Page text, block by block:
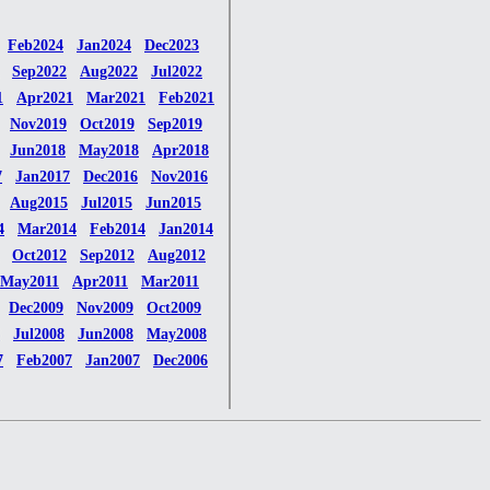
Feb2024 Jan2024
Dec2023
Sep2022 Aug2022
Jul2022
Apr2021 Mar2021
Feb2021
Nov2019 Oct2019
Sep2019
Jun2018 May2018
Apr2018
Jan2017 Dec2016
Nov2016
Aug2015 Jul2015
Jun2015
Mar2014 Feb2014
Jan2014
Oct2012 Sep2012
Aug2012
May2011 Apr2011
Mar2011
Dec2009 Nov2009
Oct2009
Jul2008 Jun2008
May2008
Feb2007 Jan2007
Dec2006